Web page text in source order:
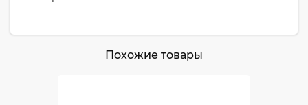
Похожие товары